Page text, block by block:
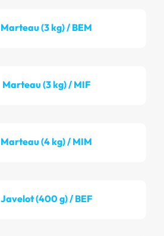
Marteau (3 kg) / BEM
Marteau (3 kg) / MIF
Marteau (4 kg) / MIM
Javelot (400 g) / BEF